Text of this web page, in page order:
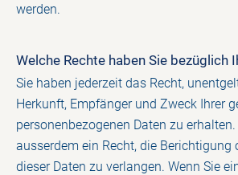
werden.
Welche Rechte haben Sie bezüglich
Sie haben jederzeit das Recht,
Herkunft, Empfänger und Zweck Ihrer
personenbezogenen Daten zu
ausserdem ein Recht, die Berichtigung
dieser Daten zu verlangen. Wenn Sie